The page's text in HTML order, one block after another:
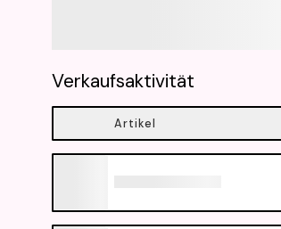
Verkaufsaktivität
Artikel